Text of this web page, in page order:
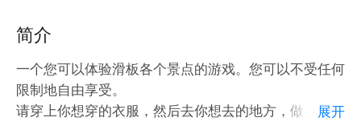
简介
一个您可以体验滑板各个景点的游戏。您可以不受任何
限制地自由享受。
请穿上你想穿的衣服，然后去你想去的地方，做自己喜
展开